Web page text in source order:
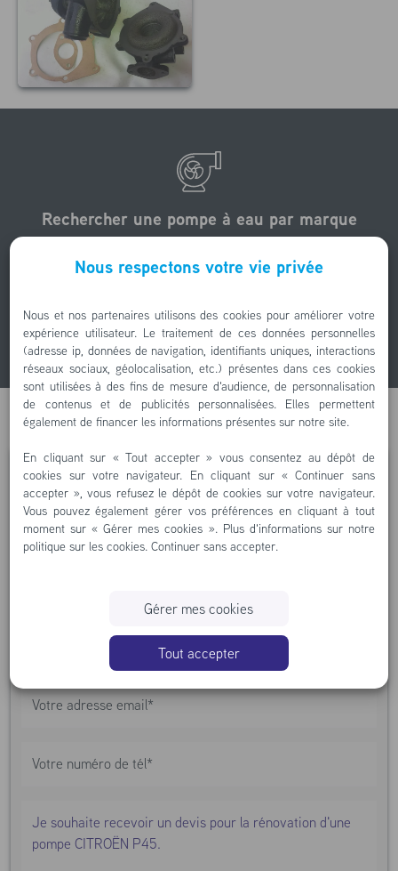
Rechercher une pompe à eau par marque
Nous avons rénové des centaines de pompes à eau.
Nous les avons photographié et trié par marque.
Parcours les marques
Vous souhaitez faire réparer votre pompe à
eau CITROËN P45.?
Nous respectons votre vie privée
Nous et nos partenaires utilisons des cookies pour améliorer votre
expérience utilisateur. Le traitement de ces données personnelles
(adresse ip, données de navigation, identifiants uniques, interactions
réseaux sociaux, géolocalisation, etc.) présentes dans ces cookies
sont utilisées à des fins de mesure d'audience, de personnalisation
de contenus et de publicités personnalisées. Elles permettent
également de financer les informations présentes sur notre site.
En cliquant sur « Tout accepter » vous consentez au dépôt de
cookies sur votre navigateur. En cliquant sur « Continuer sans
accepter », vous refusez le dépôt de cookies sur votre navigateur.
Vous pouvez également gérer vos préférences en cliquant à tout
moment sur « Gérer mes cookies ». Plus d'informations sur notre
politique sur les cookies.Continuer sans accepter.
Gérer mes cookies
Tout accepter